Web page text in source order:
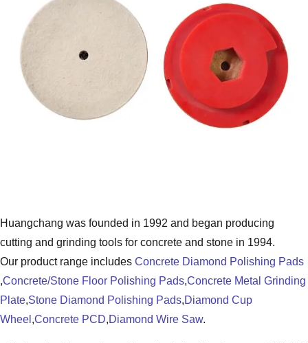
Huangchang was founded in 1992
cutting and grinding tools for concrete
Our product range includesConcrete
,Concrete/Stone Floor Polishing Pads,
Plate,Stone Diamond Polishing Pads
Wheel, Concrete PCD